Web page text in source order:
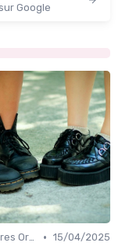
Google
Chaussures Orthopédiques • 15/04/2025